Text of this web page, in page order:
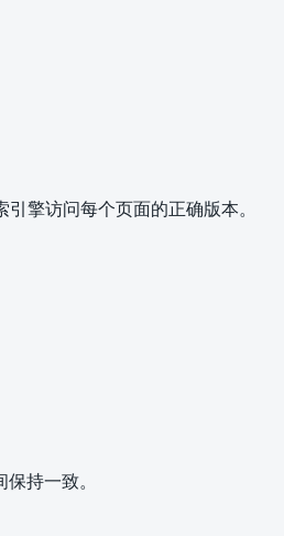
擎访问每个页面的正确版本。
持一致。